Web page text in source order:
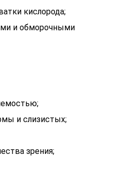
кислорода;
и обморочными
и слизистых;
зрения;